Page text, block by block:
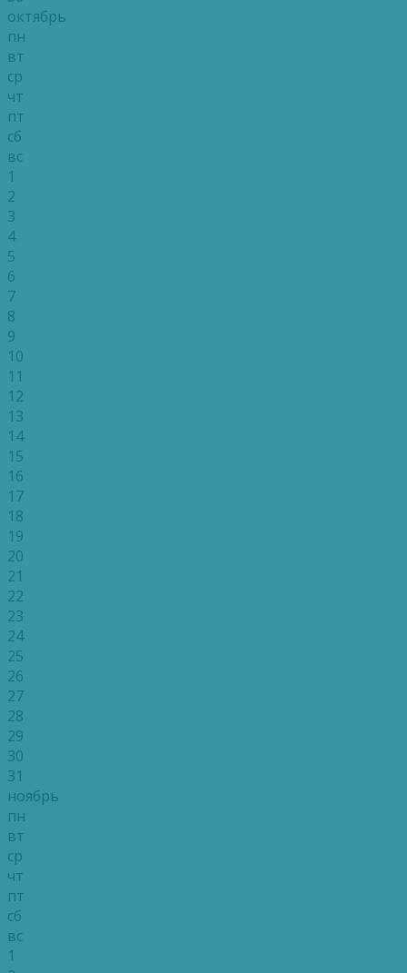
октябрь
пн
вт
ср
чт
пт
сб
вс
1
2
3
4
5
6
7
8
9
10
11
12
13
14
15
16
17
18
19
20
21
22
23
24
25
26
27
28
29
30
31
ноябрь
пн
вт
ср
чт
пт
сб
вс
1